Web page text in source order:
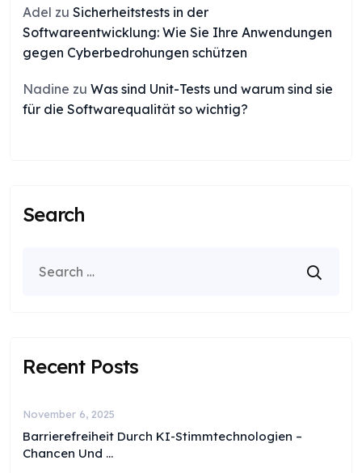
Adel zu Sicherheitstests in der
Softwareentwicklung: Wie Sie Ihre Anwendungen
gegen Cyberbedrohungen schützen
Nadine zu Was sind Unit-Tests und warum sind sie
für die Softwarequalität so wichtig?
Search
Recent Posts
November 6, 2025
Barrierefreiheit Durch KI-Stimmtechnologien –
Chancen Und ...